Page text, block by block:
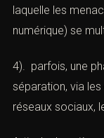
deviennent
et des dépenses
3). une phase de
séparation ou à